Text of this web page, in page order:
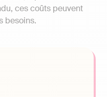
ces coûts peuvent
besoins.